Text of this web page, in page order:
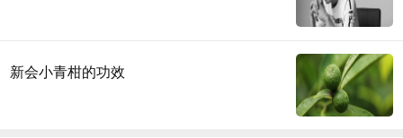
新会小青柑的功效